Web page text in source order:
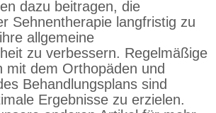
dazu beitragen, die
Sehnentherapie langfristig zu
allgemeine
zu verbessern. Regelmäßige
mit dem Orthopäden und
Behandlungsplans sind
Ergebnisse zu erzielen.